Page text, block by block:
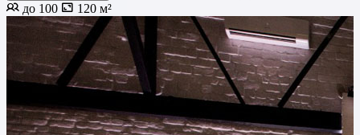
до 100 120 м²